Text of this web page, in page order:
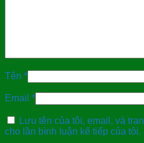
Tên *
Email *
Lưu tên của tôi, email, và
cho lần bình luận kế tiếp của tôi.